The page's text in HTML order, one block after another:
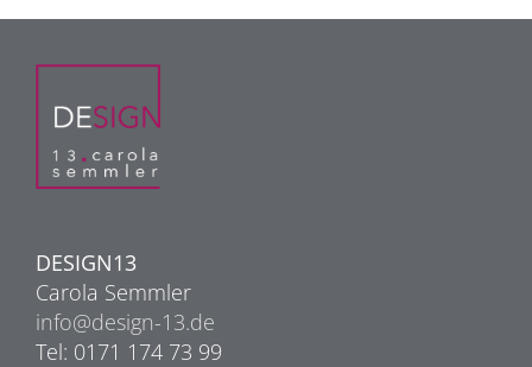
DESIGN13
Carola Semmler
info@design-13.de
Tel: 0171 174 73 99